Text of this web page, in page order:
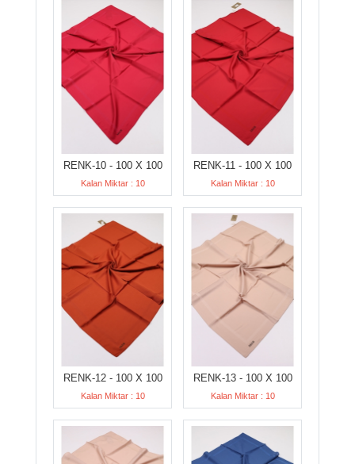
RENK-10 - 100 X 100
Kalan Miktar : 10
RENK-11 - 100 X 100
Kalan Miktar : 10
RENK-12 - 100 X 100
Kalan Miktar : 10
RENK-13 - 100 X 100
Kalan Miktar : 10